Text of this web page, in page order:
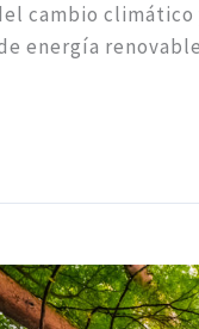
cambio climático
energía